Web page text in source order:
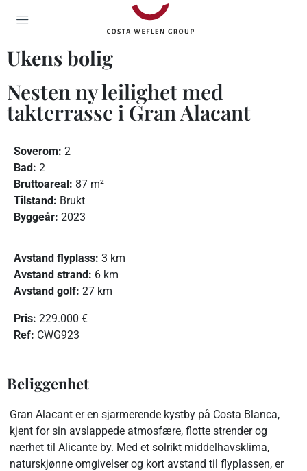
Ukens bolig
Nesten ny leilighet med
takterrasse i Gran Alacant
Soverom: 2
Bad: 2
Bruttoareal: 87 m²
Tilstand: Brukt
Byggeår: 2023
Avstand flyplass: 3 km
Avstand strand: 6 km
Avstand golf: 27 km
Pris: 229.000 €
Ref: CWG923
Beliggenhet
Gran Alacant er en sjarmerende kystby på Costa Blanca,
kjent for sin avslappede atmosfære, flotte strender og
nærhet til Alicante by. Med et solrikt middelhavsklima,
naturskjønne omgivelser og kort avstand til flyplassen, er